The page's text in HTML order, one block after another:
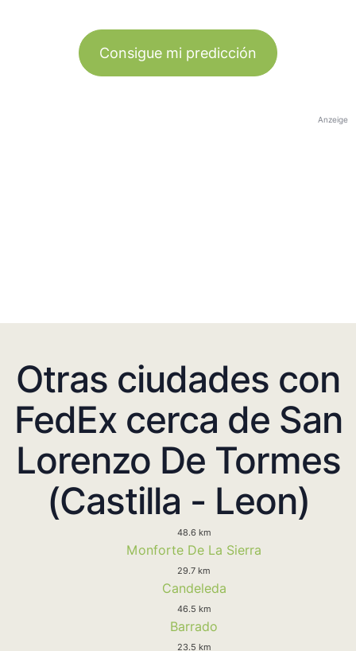
Consigue mi predicción
Anzeige
Otras ciudades con
FedEx cerca de San
Lorenzo De Tormes
(Castilla - Leon)
48.6 km
Monforte De La Sierra
29.7 km
Candeleda
46.5 km
Barrado
23.5 km